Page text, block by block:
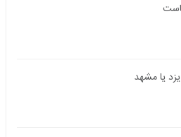
یا مشهد